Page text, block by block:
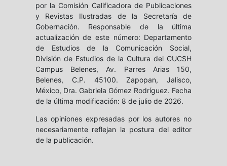
por la Comisión Calificadora de Publicaciones
y Revistas Ilustradas de la Secretaría de
Gobernación. Responsable de la última
actualización de este número: Departamento
de Estudios de la Comunicación Social,
División de Estudios de la Cultura del CUCSH
Campus Belenes, Av. Parres Arias 150,
Belenes, C.P. 45100. Zapopan, Jalisco,
México, Dra. Gabriela Gómez Rodríguez. Fecha
de la última modificación: 8 de julio de 2026.
Las opiniones expresadas por los autores no
necesariamente reflejan la postura del editor
de la publicación.